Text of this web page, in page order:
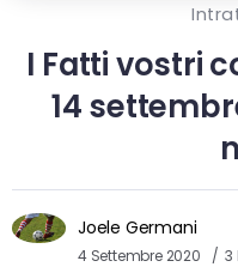
I Fatti vostri
14
Joele Germani
4 Settembre 2020 3